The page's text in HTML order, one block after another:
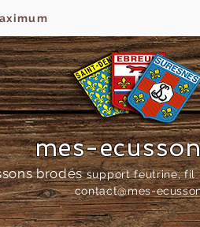
mes-
brodés support feutrine, fil
contact@mes-